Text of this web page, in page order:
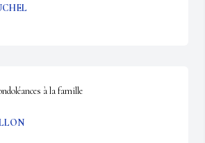
à la famille